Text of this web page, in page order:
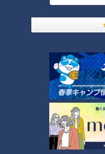
「新ごぼうと豚こまの一口揚
げ」の作り方【キユーピー３分